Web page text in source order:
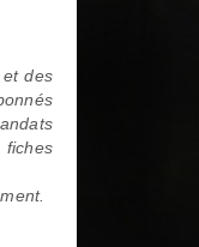
des